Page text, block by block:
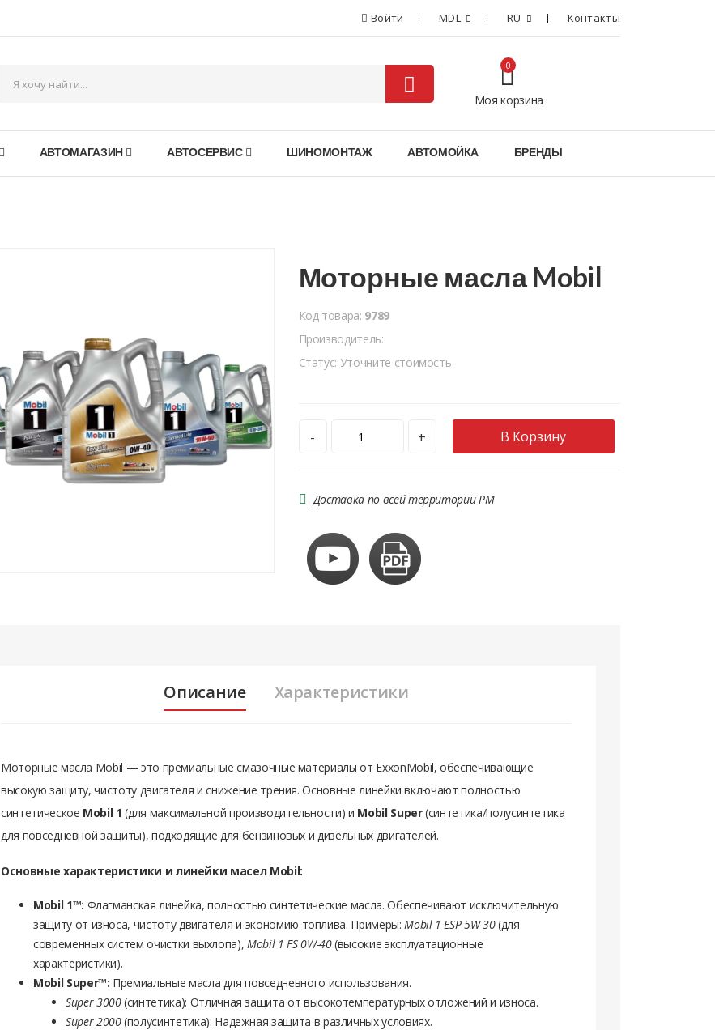
Войти MDL RU Контакты
Моя корзина
0
АВТОМАГАЗИН АВТОСЕРВИС ШИНОМОНТАЖ АВТОМОЙКА БРЕНДЫ
Моторные масла Mobil
Код товара: 9789
Производитель:
Статус: Уточните стоимость
- + В Корзину
Доставка по всей территории РМ
Описание Характеристики
Моторные масла Mobil — это премиальные смазочные материалы от ExxonMobil, обеспечивающие
высокую защиту, чистоту двигателя и снижение трения. Основные линейки включают полностью
синтетическое Mobil 1 (для максимальной производительности) и Mobil Super(синтетика/полусинтетика
для повседневной защиты), подходящие для бензиновых и дизельных двигателей.
Основные характеристики и линейки масел Mobil:
Mobil 1™: Флагманская линейка, полностью синтетические масла. Обеспечивают исключительную
защиту от износа, чистоту двигателя и экономию топлива. Примеры:Mobil 1 ESP 5W-30(для
современных систем очистки выхлопа),Mobil 1 FS 0W-40(высокие эксплуатационные
характеристики).
Mobil Super™: Премиальные масла для повседневного использования.
Super 3000(синтетика): Отличная защита от высокотемпературных отложений и износа.
Super 2000(полусинтетика): Надежная защита в различных условиях.